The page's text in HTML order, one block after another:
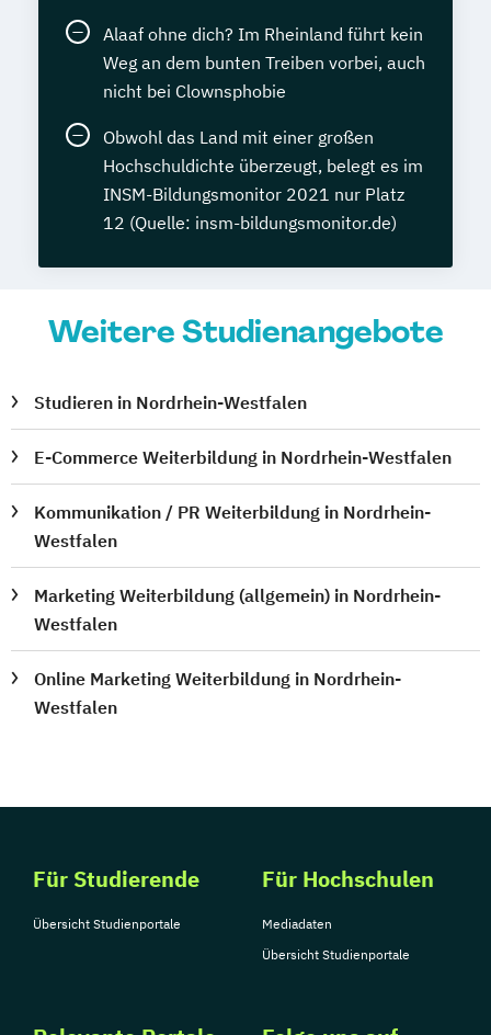
Alaaf ohne dich? Im Rheinland führt kein
Weg an dem bunten Treiben vorbei, auch
nicht bei Clownsphobie
Obwohl das Land mit einer großen
Hochschuldichte überzeugt, belegt es im
INSM-Bildungsmonitor 2021 nur Platz
12 (Quelle: insm-bildungsmonitor.de)
Weitere Studienangebote
Studieren in Nordrhein-Westfalen
E-Commerce Weiterbildung in Nordrhein-Westfalen
Kommunikation / PR Weiterbildung in Nordrhein-
Westfalen
Marketing Weiterbildung (allgemein) in Nordrhein-
Westfalen
Online Marketing Weiterbildung in Nordrhein-
Westfalen
Für Studierende
Übersicht Studienportale
Für Hochschulen
Mediadaten
Übersicht Studienportale